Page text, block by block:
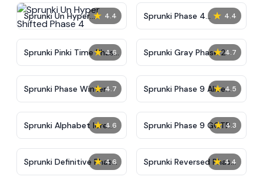
★ 4.4
Sprunki Un Hyper
Shifted Phase 4
★ 4.4
Sprunki Phase 4
Alternate Edition
★ 4.6
Sprunki Pinki Time Phase
3
★ 4.7
Sprunki Gray Phase 2
★ 4.7
Sprunki Phase Winter ★ 4.5
Sprunki Phase 9 Alive
And Malediction
★ 4.6
Sprunki Alphabet lore
Arabic Phase 3
★ 4.3
Sprunki Phase 9 GGTP
★ 4.6
Sprunki Definitive Phase
9 New
★ 4.4
Sprunki Reversed Phase
3 Definitive